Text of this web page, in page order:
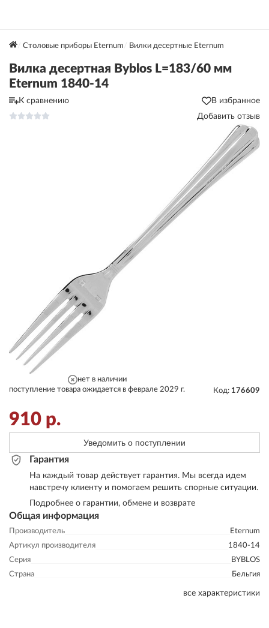
Столовые приборы Eternum Вилки десертные Eternum
Вилка десертная Byblos L=183/60 мм
Eternum 1840-14
К сравнению
В избранное
Добавить отзыв
Общая информация
Производитель
Eternum
Артикул производителя
1840-14
Серия
BYBLOS
Страна
Бельгия
все характеристики
нет в наличии
поступление товара ожидается в феврале 2029 г.
Код: 176609
910 р.
Уведомить о поступлении
Гарантия
На каждый товар действует гарантия. Мы всегда идем
навстречу клиенту и помогаем решить спорные ситуации.
Подробнее о гарантии, обмене и возврате